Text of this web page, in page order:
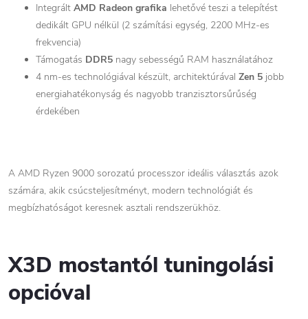
Integrált AMD Radeon grafika lehetővé teszi a telepítést
dedikált GPU nélkül (2 számítási egység, 2200 MHz-es
frekvencia)
Támogatás DDR5 nagy sebességű RAM használatához
4 nm-es technológiával készült, architektúrával Zen 5 jobb
energiahatékonyság és nagyobb tranzisztorsűrűség
érdekében
A AMD Ryzen 9000 sorozatú processzor ideális választás azok
számára, akik csúcsteljesítményt, modern technológiát és
megbízhatóságot keresnek asztali rendszerükhöz.
X3D mostantól tuningolási
opcióval